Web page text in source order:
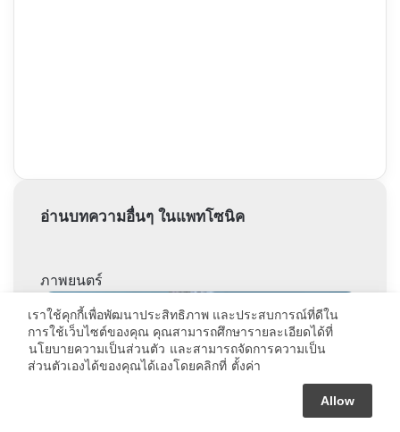
อ่านบทความอื่นๆ ในแพทโซนิค
ภาพยนตร์
เราใช้คุกกี้เพื่อพัฒนาประสิทธิภาพ และประสบการณ์ที่ดีใน
การใช้เว็บไซต์ของคุณ คุณสามารถศึกษารายละเอียดได้ที่
นโยบายความเป็นส่วนตัว และสามารถจัดการความเป็น
ส่วนตัวเองได้ของคุณได้เองโดยคลิกที่ ตั้งค่า
Allow